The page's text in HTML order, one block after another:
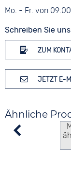
Mo. - Fr. von
Schreiben Sie
ZUM
JETZT E-
Ähnliche